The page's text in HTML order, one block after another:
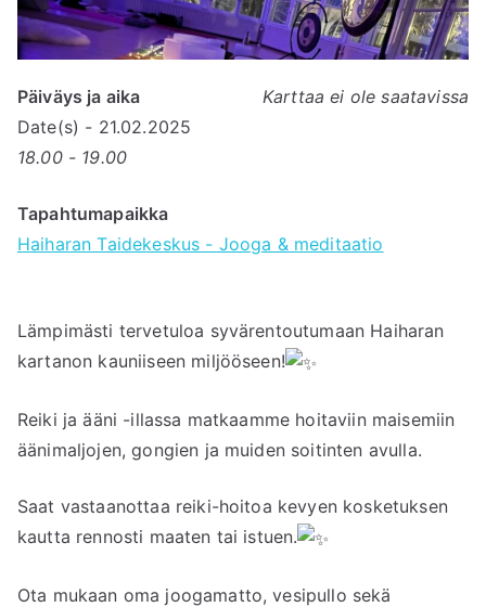
Karttaa ei ole saatavissa
Päiväys ja aika
Date(s) - 21.02.2025
18.00 - 19.00
Tapahtumapaikka
Haiharan Taidekeskus - Jooga & meditaatio
Lämpimästi tervetuloa syvärentoutumaan Haiharan
kartanon kauniiseen miljööseen!
Reiki ja ääni -illassa matkaamme hoitaviin maisemiin
äänimaljojen, gongien ja muiden soitinten avulla.
Saat vastaanottaa reiki-hoitoa kevyen kosketuksen
kautta rennosti maaten tai istuen.
Ota mukaan oma joogamatto, vesipullo sekä